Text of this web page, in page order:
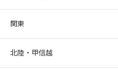
関東
北陸・甲信越